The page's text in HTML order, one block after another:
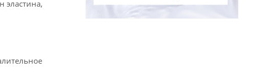
эластина,